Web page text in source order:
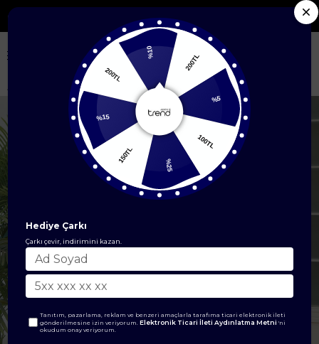
Sezon Ürünlerde %50'ye Varan İndirim
ÜST GİYİM Elbise Modelleri Desenli Elbise Mint 24YT961
%10
200TL
%5
100TL
%25
150TL
%15
200TL
Hediye Çarkı
Çarkı çevir, indirimini kazan.
Tanıtım, pazarlama, reklam ve benzeri amaçlarla tarafıma ticari elektronik ileti
gönderilmesine izin veriyorum.Elektronik Ticari İleti Aydınlatma Metni 'ni
okudum onay veriyorum.